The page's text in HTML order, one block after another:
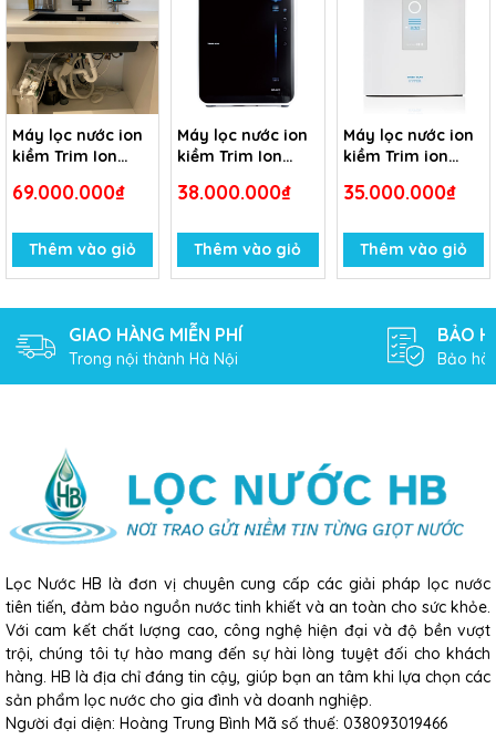
Máy lọc nước ion
kiềm Trim Ion
69.000.000₫
Thêm vào giỏ
Máy lọc nước ion
kiềm Trim Ion
38.000.000₫
Thêm vào giỏ
Máy lọc nước ion
kiềm Trim ion
35.000.000₫
Thêm vào giỏ
GIAO HÀNG MIỄN PHÍ
Trong nội thành Hà Nội
BẢO
Bảo
Lọc Nước HB là đơn vị chuyên cung cấp các giải pháp lọc nước
tiên tiến, đảm bảo nguồn nước tinh khiết và an toàn cho sức khỏe.
Với cam kết chất lượng cao, công nghệ hiện đại và độ bền vượt
trội, chúng tôi tự hào mang đến sự hài lòng tuyệt đối cho khách
hàng. HB là địa chỉ đáng tin cậy, giúp bạn an tâm khi lựa chọn các
sản phẩm lọc nước cho gia đình và doanh nghiệp.
Người đại diện: Hoàng Trung Bình Mã số thuế: 038093019466